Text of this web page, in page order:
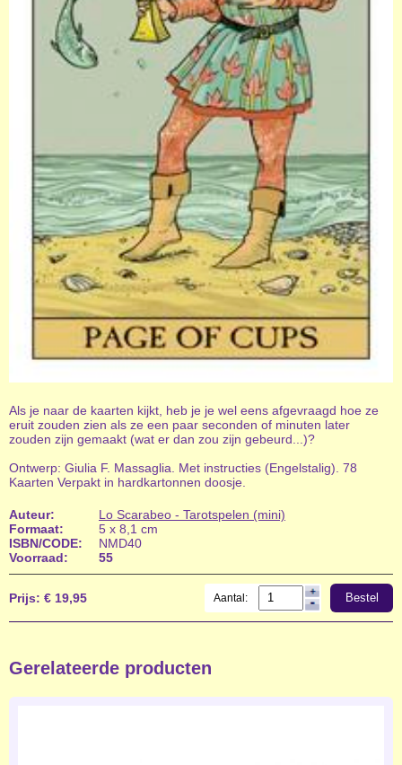
Als je naar de kaarten kijkt, heb je je wel eens afgevraagd hoe ze
eruit zouden zien als ze een paar seconden of minuten later
zouden zijn gemaakt (wat er dan zou zijn gebeurd...)?
Ontwerp: Giulia F. Massaglia. Met instructies (Engelstalig). 78
Kaarten Verpakt in hardkartonnen doosje.
Auteur:
Lo Scarabeo - Tarotspelen (mini)
Formaat:
5 x 8,1 cm
ISBN/CODE:
NMD40
Voorraad:
55
Prijs: € 19,95 Aantal: Bestel
Gerelateerde producten